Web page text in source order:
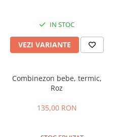
IN STOC
VEZI VARIANTE
Combinezon bebe, termic,
Roz
135,00 RON